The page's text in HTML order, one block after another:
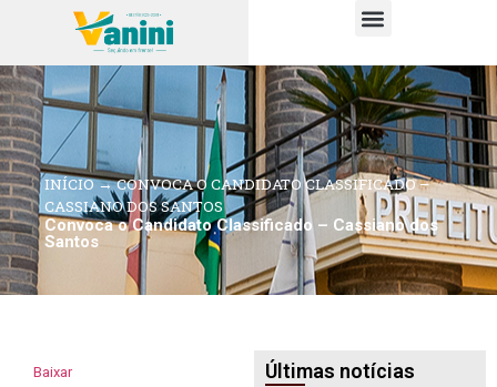
INÍCIO→CONVOCA O CANDIDATO CLASSIFICADO –
CASSIANO DOS SANTOS
Convoca o Candidato Classificado – Cassiano dos
Santos
Baixar Últimas notícias